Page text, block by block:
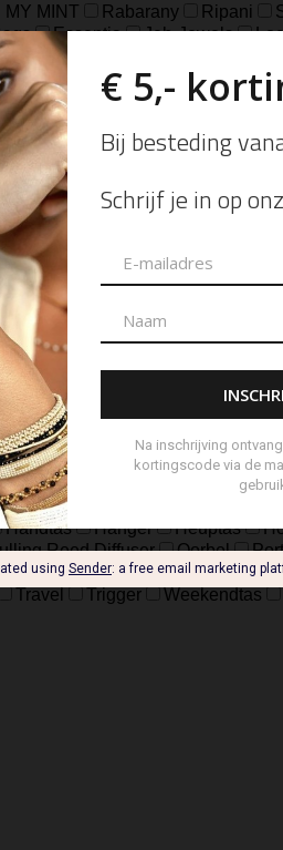
MY MINT Rabarany Ripani
Essentia Jeh-Jewels
Black Orchid & Lily Dokki Cotton
Venetiae
& Tonka Tea & Lemongrass
Fel Groen Grey Grijs
Pomgranaat Rood
Eucalyptus
41 L/XL S/M
geoxideerd, Goldfilled 925
100% katoen Acetaat
Beanie
Handtas Hanger Heuptas
Reed Diffuser Oorbel
trimmer en Kaarsendover
Travel Trigger Weekendtas